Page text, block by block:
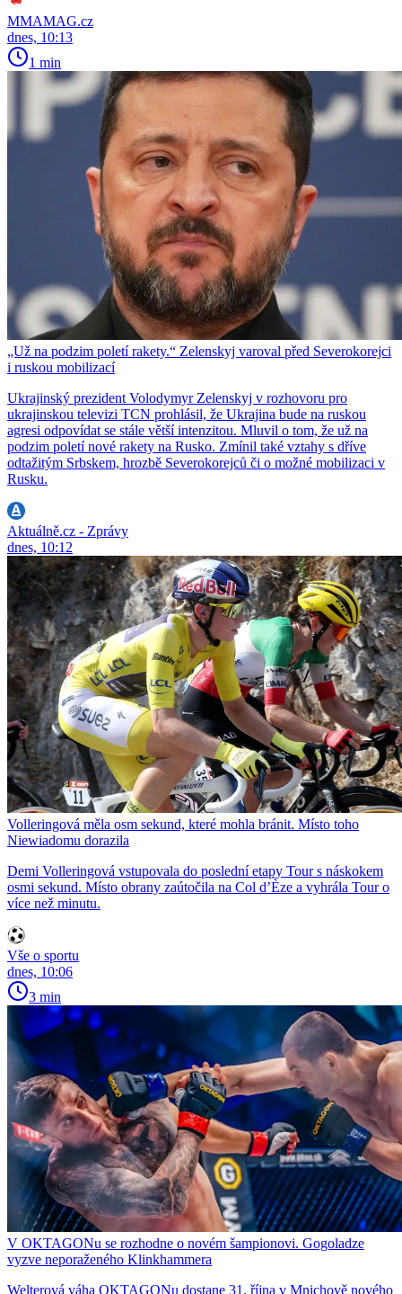
MMAMAG.cz
dnes, 10:13
1 min
„Už na podzim poletí rakety.“ Zelenskyj varoval před Severokorejci
i ruskou mobilizací
Ukrajinský prezident Volodymyr Zelenskyj v rozhovoru pro
ukrajinskou televizi TCN prohlásil, že Ukrajina bude na ruskou
agresi odpovídat se stále větší intenzitou. Mluvil o tom, že už na
podzim poletí nové rakety na Rusko. Zmínil také vztahy s dříve
odtažitým Srbskem, hrozbě Severokorejců či o možné mobilizaci v
Rusku.
Aktuálně.cz - Zprávy
dnes, 10:12
Volleringová měla osm sekund, které mohla bránit. Místo toho
Niewiadomu dorazila
Demi Volleringová vstupovala do poslední etapy Tour s náskokem
osmi sekund. Místo obrany zaútočila na Col d’Èze a vyhrála Tour o
více než minutu.
Vše o sportu
dnes, 10:06
3 min
V OKTAGONu se rozhodne o novém šampionovi. Gogoladze
vyzve neporaženého Klinkhammera
Welterová váha OKTAGONu dostane 31. října v Mnichově nového